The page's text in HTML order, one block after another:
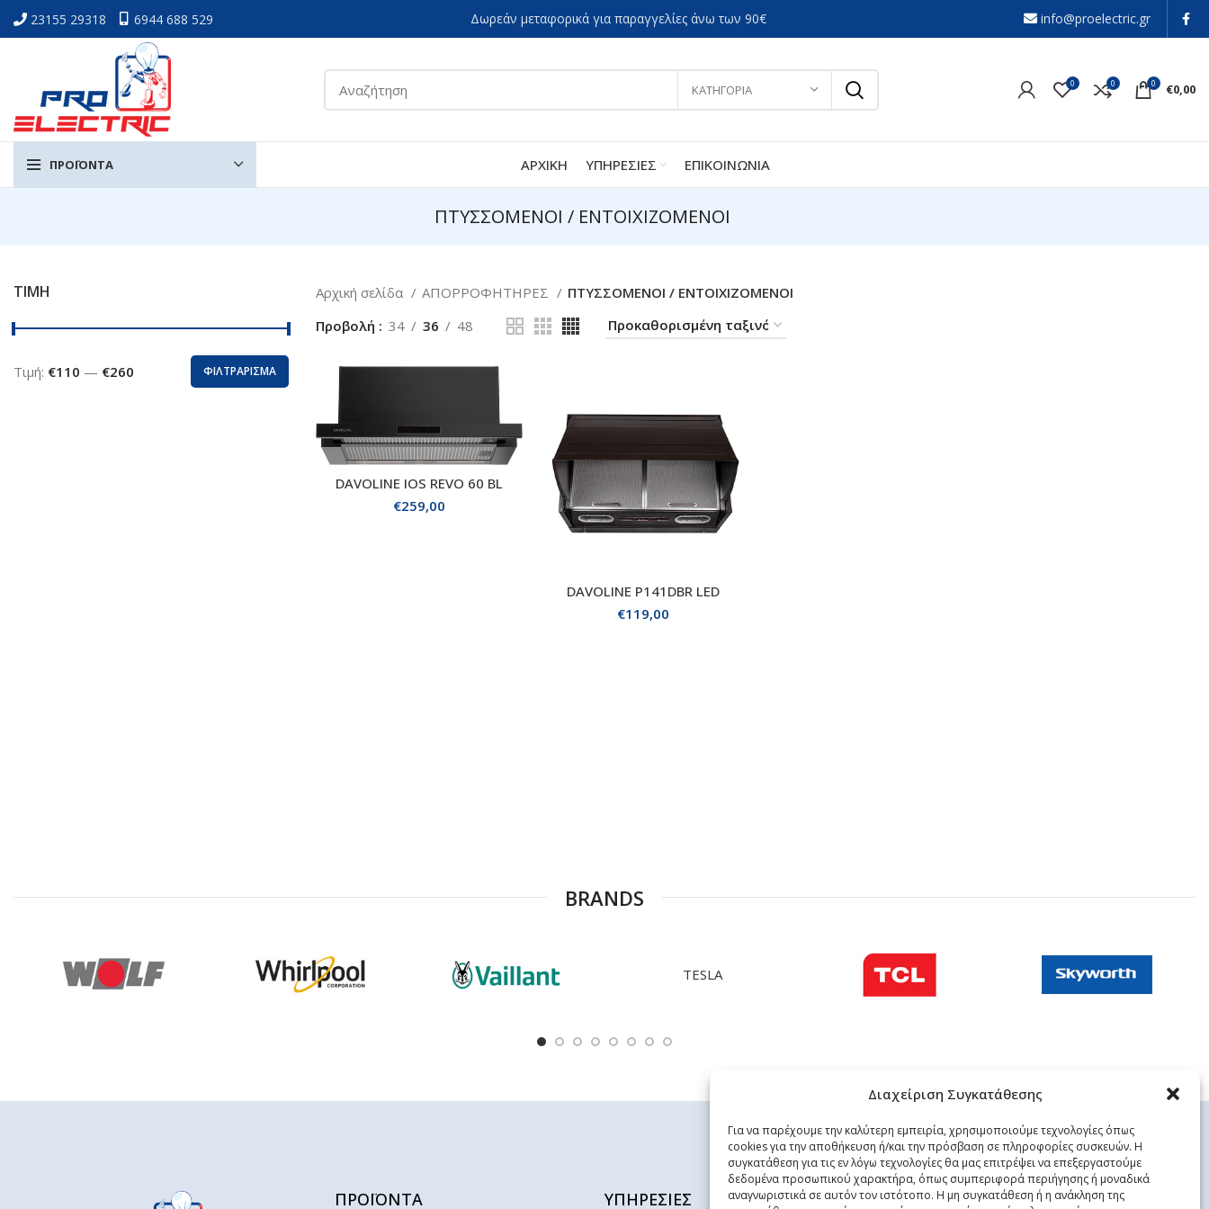
Διαχείριση Συγκατάθεσης
Για να παρέχουμε την καλύτερη εμπειρία, χρησιμοποιούμε τεχνολογίες όπως
cookies για την αποθήκευση ή/και την πρόσβαση σε πληροφορίες συσκευών. Η
συγκατάθεση για τις εν λόγω τεχνολογίες θα μας επιτρέψει να επεξεργαστούμε
δεδομένα προσωπικού χαρακτήρα, όπως συμπεριφορά περιήγησης ή μοναδικά
αναγνωριστικά σε αυτόν τον ιστότοπο. Η μη συγκατάθεση ή η ανάκληση της
23155 29318 6944 688 529 Δωρεάν μεταφορικά για παραγγελίες άνω των 90€ info@proelectric.gr
ΚΑΤΗΓΟΡΙΑ 0 0 0 €0,00
ΠΡΟΪΟΝΤΑ ΑΡΧΙΚΗ ΥΠΗΡΕΣΙΕΣ EΠΙΚΟΙΝΩΝΙΑ
ΠΤΥΣΣΟΜΕΝΟΙ / ΕΝΤΟΙΧΙΖΟΜΕΝΟΙ
ΤΙΜΗ
ΦΙΛΤΡΑΡΙΣΜΑ
Τιμή: €110 — €260
Αρχική σελίδα ΑΠΟΡΡΟΦΗΤΗΡΕΣ
ΠΤΥΣΣΟΜΕΝΟΙ / ΕΝΤΟΙΧΙΖΟΜΕΝΟΙ
Προβολή
34 36 48
ΠΡΟΣΘΗΚΗ ΣΤΟ ΚΑΛΑΘΙ
DAVOLINE IOS REVO 60 BL
€259,00
ΠΡΟΣΘΗΚΗ ΣΤΟ ΚΑΛΑΘΙ
DAVOLINE P141DBR LED
€119,00
BRANDS
TESLA
ΠΡΟΪΟΝΤΑ ΥΠΗΡΕΣΙΕΣ ΧΡΗΣΙΜΕΣ ΣΕΛΙΔΕΣ